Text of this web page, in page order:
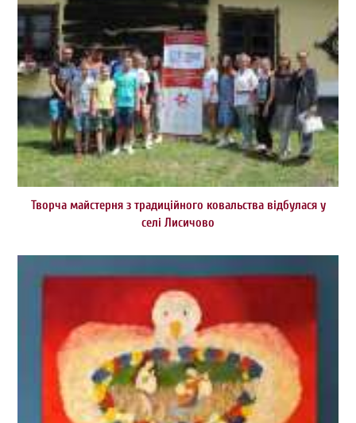
Творча майстерня з традиційного ковальства відбулася у
селі Лисичово